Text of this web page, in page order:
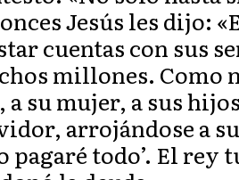
Jesús les dijo:
cuentas con sus
millones. Como
a su mujer, a sus
arrojándose a
pagaré todo’. El